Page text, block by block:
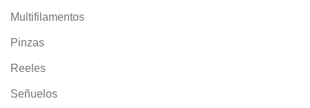
Multifilamentos
Pinzas
Reeles
Señuelos